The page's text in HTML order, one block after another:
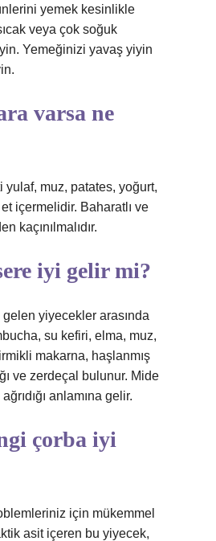
yemek kesinlikle
veya çok soğuk
Yemeğinizi yavaş yiyin
varsa ne
yulaf, muz, patates, yoğurt,
içermelidir. Baharatlı ve
kaçınılmalıdır.
iyi gelir mi?
yiyecekler arasında
su kefiri, elma, muz,
makarna, haşlanmış
ve zerdeçal bulunur. Mide
anlamına gelir.
çorba iyi
için mükemmel
asit içeren bu yiyecek,